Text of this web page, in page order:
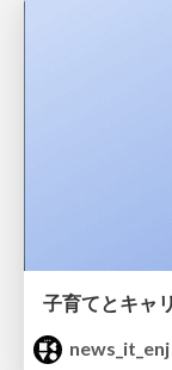
子育てとキャ
news_it_enj